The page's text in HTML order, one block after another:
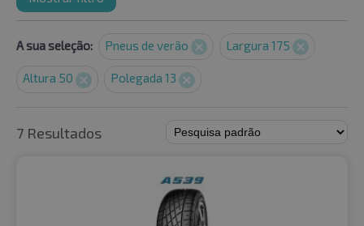
A sua seleção: Pneus de verão Largura 175
Altura 50 Polegada 13
7 Resultados